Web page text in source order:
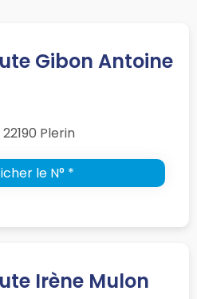
Gibon Antoine
Plerin
le N° *
Irène Mulon